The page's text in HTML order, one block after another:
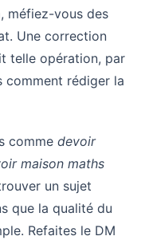
, méfiez-vous des
Une correction
telle opération, par
comment rédiger la
comme devoir
maison maths
un sujet
que la qualité du
Refaites le DM